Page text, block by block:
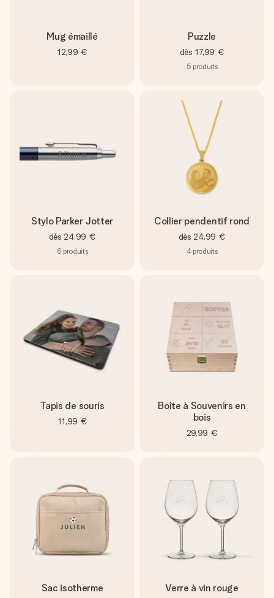
Mug émaillé
12,99 €
Puzzle
dès 17,99 €
5 produits
Stylo Parker Jotter
dès 24,99 €
6 produits
Collier pendentif rond
dès 24,99 €
4 produits
Tapis de souris
11,99 €
Boîte à Souvenirs en
bois
29,99 €
Sac isotherme Verre à vin rouge